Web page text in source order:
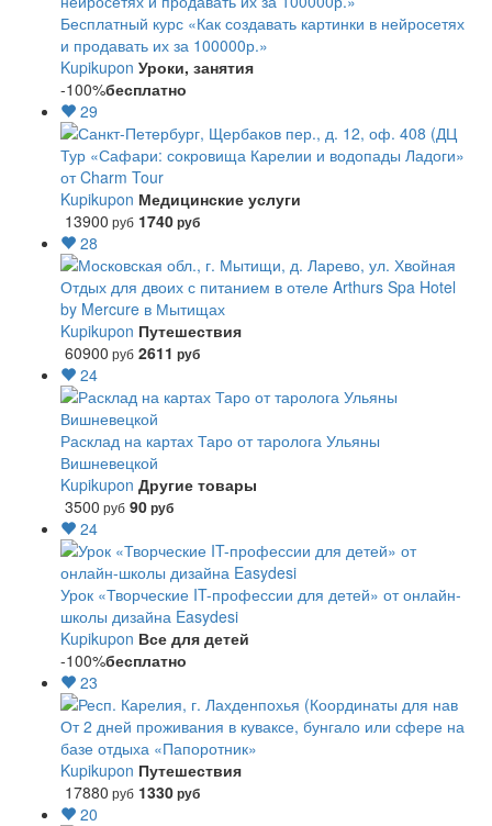
Бесплатный курс «Как создавать картинки в нейросетях
и продавать их за 100000р.»
Kupikupon Уроки, занятия
-100%бесплатно
29
Тур «Сафари: сокровища Карелии и водопады Ладоги»
от Charm Tour
Kupikupon Медицинские услуги
13900 руб 1740руб
28
Отдых для двоих с питанием в отеле Arthurs Spa Hotel
by Mercure в Мытищах
Kupikupon Путешествия
60900 руб 2611 руб
24
Расклад на картах Таро от таролога Ульяны
Вишневецкой
Kupikupon Другие товары
3500 руб 90руб
24
Урок «Творческие IT-профессии для детей» от онлайн-
школы дизайна Easydesi
Kupikupon Все для детей
-100%бесплатно
23
От 2 дней проживания в куваксе, бунгало или сфере на
базе отдыха «Папоротник»
Kupikupon Путешествия
17880 руб 1330руб
20